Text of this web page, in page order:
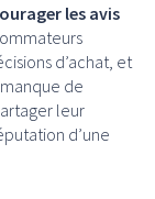
les avis
d’achat, et
de
leur
d’une